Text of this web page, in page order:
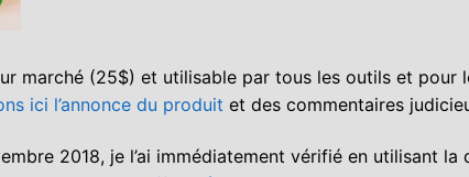
marché (25$) et utilisable par tous les outils et pour
ici l’annonce du produit et des commentaires
2018, je l’ai immédiatement vérifié en utilisant la